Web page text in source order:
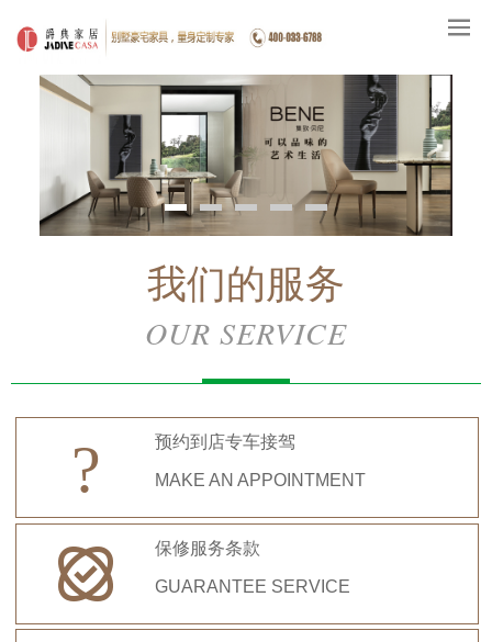
我们的服务
OUR SERVICE
? 预约到店专车接驾
MAKE AN APPOINTMENT
 保修服务条款
GUARANTEE SERVICE